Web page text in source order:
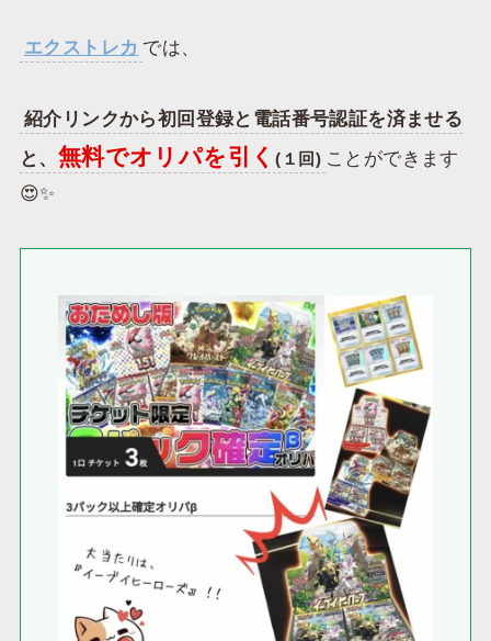
エクストレカ では、
紹介リンクから初回登録と電話番号認証を済ませる
と、 無料でオリパを引く(１回) ことができます
😍✨